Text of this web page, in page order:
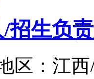
招生负
区：江